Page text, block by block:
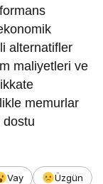
alternatifler
maliyetleri ve
memurlar
dostu
Vay
Üzgün